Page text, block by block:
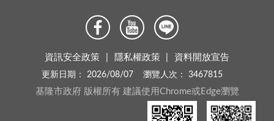
資訊安全政策 隱私權政策 資料開放宣告
更新日期： 2026/08/07 瀏覽人次： 3467815
基隆市政府 版權所有 建議使用Chrome或Edge瀏覽